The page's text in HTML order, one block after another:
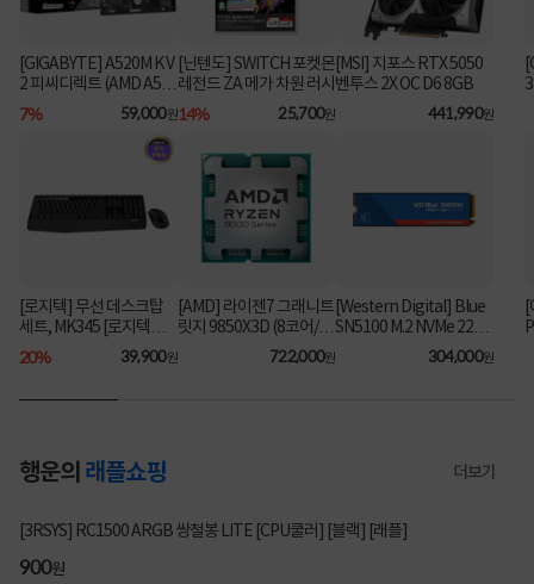
[GIGABYTE] A520M K V
2 피씨디렉트 (AMD A52
0/M-ATX) ⚡플래티넘 특
7% 59,000원
[닌텐도] SWITCH 포켓몬
레전드 ZA 메가 차원 러시
14% 25,700원
[MSI] 지포스 RTX 5050
벤투스 2X OC D6 8GB
441,990원
[로지텍] 무선 데스크탑
세트, MK345 [로지텍코
리아정품] [블랙]
20% 39,900원
[AMD] 라이젠7 그래니트
릿지 9850X3D (8코어/16
스레드/5.6GHz/쿨러미
포함) [멀티팩]
722,000원
[Western Digital] Blue
SN5100 M.2 NVMe 2280
[1TB] ▶ SN5000 후속
304,000원
행운의 래플쇼핑 더보기
2732명 참여
[3RSYS] RC1500 ARGB 쌍철봉 LITE [CPU쿨러] [블랙] [래플]
900원